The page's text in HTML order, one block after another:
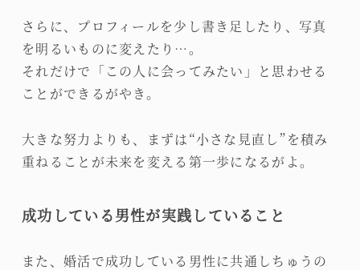
さらに、プロフィールを少し書き足したり、写真
を明るいものに変えたり…。
それだけで「この人に会ってみたい」と思わせる
ことができるがやき。
大きな努力よりも、まずは“小さな見直し”を積み
重ねることが未来を変える第一歩になるがよ。
成功している男性が実践していること
また、婚活で成功している男性に共通しちゅうの